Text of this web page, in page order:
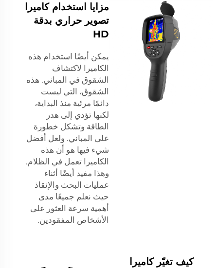
مزايا استخدام كاميرا
تصوير حراري بدقة
HD
يمكن أيضًا استخدام هذه
الكاميرا لاكتشاف
الشقوق في المباني. هذه
الشقوق، التي ليست
دائمًا مرئية منذ البداية،
لكنها تؤدي إلى هدر
الطاقة وتشكل خطورة
على المباني. ولعل أفضل
شيء فيها هو أن هذه
الكاميرا تعمل في الظلام.
وهذا مفيد أيضًا أثناء
عمليات البحث والإنقاذ
حيث نعلم جميعًا مدى
أهمية سرعة العثور على
الأشخاص المفقودين.
كيف تغيّر كاميرا